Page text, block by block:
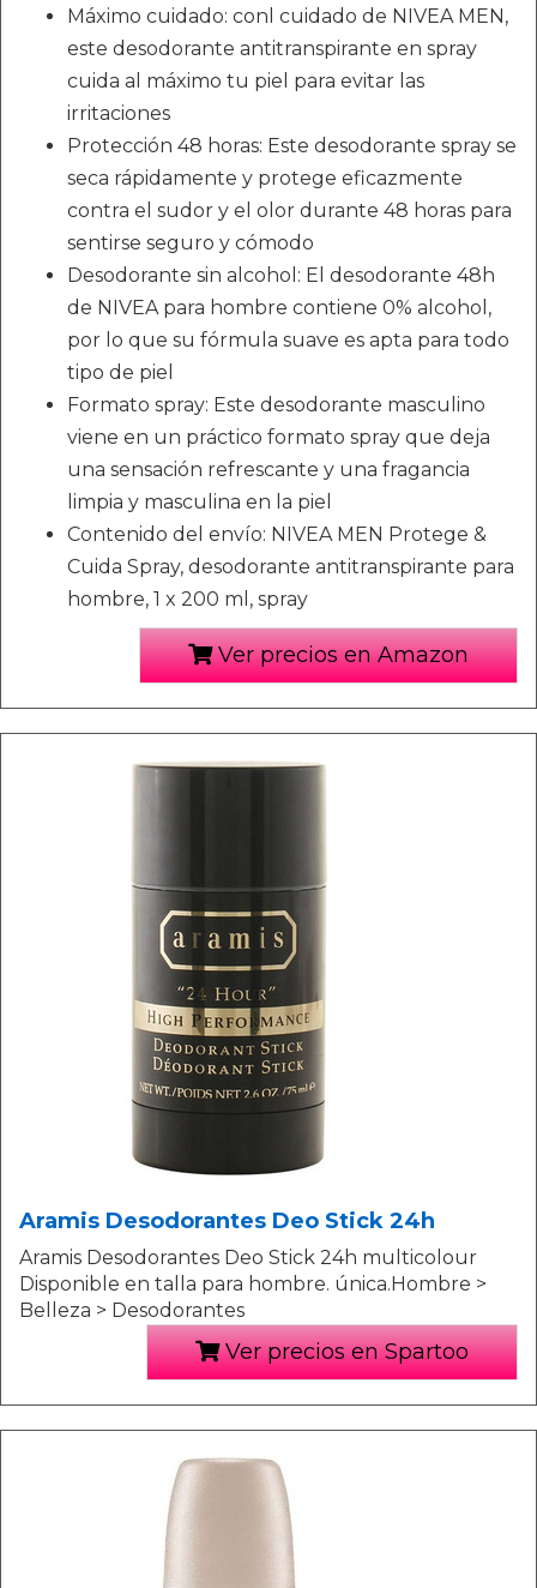
Máximo cuidado: conl cuidado de NIVEA MEN,
este desodorante antitranspirante en spray
cuida al máximo tu piel para evitar las
irritaciones
Protección 48 horas: Este desodorante spray se
seca rápidamente y protege eficazmente
contra el sudor y el olor durante 48 horas para
sentirse seguro y cómodo
Desodorante sin alcohol: El desodorante 48h
de NIVEA para hombre contiene 0% alcohol,
por lo que su fórmula suave es apta para todo
tipo de piel
Formato spray: Este desodorante masculino
viene en un práctico formato spray que deja
una sensación refrescante y una fragancia
limpia y masculina en la piel
Contenido del envío: NIVEA MEN Protege &
Cuida Spray, desodorante antitranspirante para
hombre, 1 x 200 ml, spray
Ver precios en Amazon
Aramis Desodorantes Deo Stick 24h
Aramis Desodorantes Deo Stick 24h multicolour
Disponible en talla para hombre. única.Hombre >
Belleza > Desodorantes
Ver precios en Spartoo